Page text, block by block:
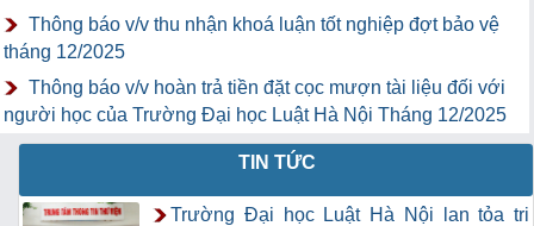
Thông báo v/v thu nhận khoá luận tốt nghiệp đợt bảo vệ
tháng 12/2025
Thông báo v/v hoàn trả tiền đặt cọc mượn tài liệu đối với
người học của Trường Đại học Luật Hà Nội Tháng 12/2025
TIN TỨC
Trường Đại học Luật Hà Nội lan tỏa tri